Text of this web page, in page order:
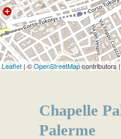
Leaflet| ©OpenStreetMapcontributors
Chapelle
Palerme